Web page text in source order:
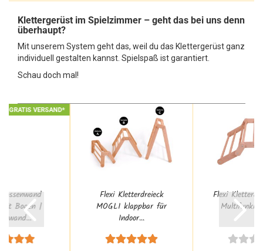
Klettergerüst im Spielzimmer – geht das bei uns denn
überhaupt?
Mit unserem System geht das, weil du das Klettergerüst ganz
individuell gestalten kannst. Spielspaß ist garantiert.
Schau doch mal!
✓ GRATIS VERSAND*
Bogen |
Flexi Kletterdreieck
MOGLI klappbar für
Indoor...
Flexi